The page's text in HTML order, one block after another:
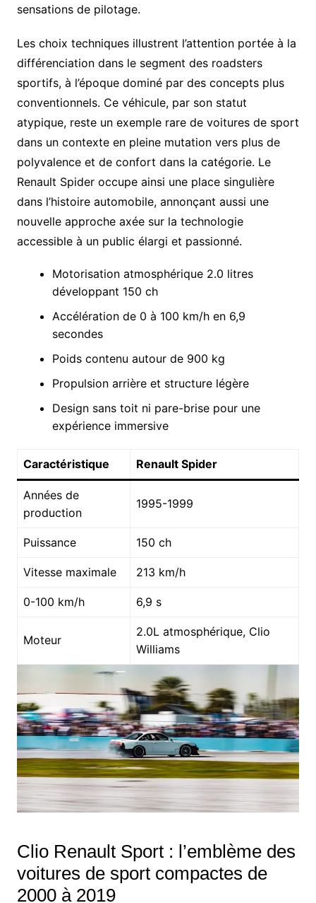
sensations de pilotage.
Les choix techniques illustrent l’attention portée à la
différenciation dans le segment des roadsters
sportifs, à l’époque dominé par des concepts plus
conventionnels. Ce véhicule, par son statut
atypique, reste un exemple rare de voitures de sport
dans un contexte en pleine mutation vers plus de
polyvalence et de confort dans la catégorie. Le
Renault Spider occupe ainsi une place singulière
dans l’histoire automobile, annonçant aussi une
nouvelle approche axée sur la technologie
accessible à un public élargi et passionné.
Motorisation atmosphérique 2.0 litres
développant 150 ch
Accélération de 0 à 100 km/h en 6,9
secondes
Poids contenu autour de 900 kg
Propulsion arrière et structure légère
Design sans toit ni pare-brise pour une
expérience immersive
Caractéristique Renault Spider
Années de
production
1995-1999
Puissance 150 ch
Vitesse maximale 213 km/h
0-100 km/h 6,9 s
Moteur
2.0L atmosphérique, Clio
Williams
Clio Renault Sport : l’emblème des
voitures de sport compactes de
2000 à 2019